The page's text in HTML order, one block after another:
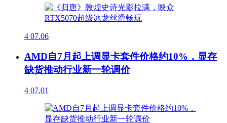
4 07.06
AMD自7月起上调显卡套件价格约10%，显存
缺货推动行业新一轮调价
4 07.01